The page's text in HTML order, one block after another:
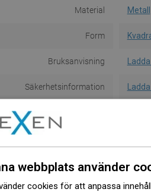
Material Metall
Form
Bruksanvisning
Säkerhetsinformation
webbplats använder
cookies för att anpassa